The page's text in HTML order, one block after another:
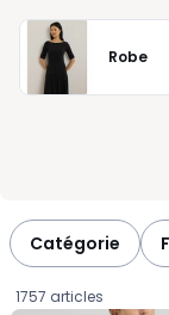
Robe
Catégorie
1757 articles